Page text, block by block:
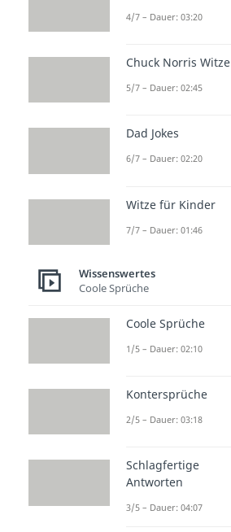
4/7 – Dauer: 03:20
Chuck Norris Witze
5/7 – Dauer: 02:45
Dad Jokes
6/7 – Dauer: 02:20
Witze für Kinder
7/7 – Dauer: 01:46
Wissenswertes
Coole Sprüche
Coole Sprüche
1/5 – Dauer: 02:10
Kontersprüche
2/5 – Dauer: 03:18
Schlagfertige
Antworten
3/5 – Dauer: 04:07